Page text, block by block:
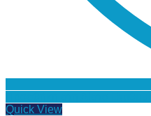
Quick View